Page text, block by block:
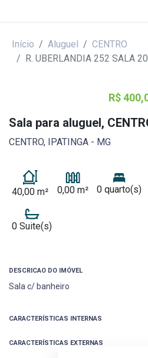
Início Aluguel
CENTRO
R. UBERLANDIA 252 SALA
R$
Sala para aluguel,
CENTRO, IPATINGA - MG
40,00 m² 0,00 m² 0 quarto(s)
0 Suite(s)
DESCRICAO DO IMÓVEL
Sala c/ banheiro
CARACTERÍSTICAS INTERNAS
CARACTERÍSTICAS EXTERNAS